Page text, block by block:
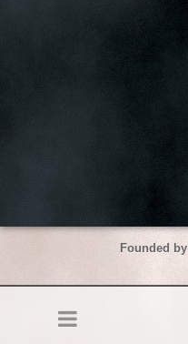
Founded by